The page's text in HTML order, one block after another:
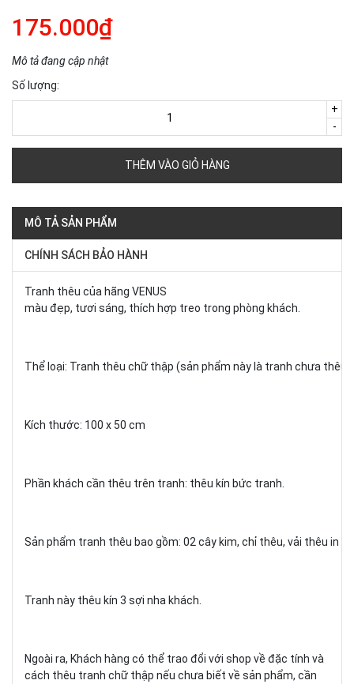
175.000₫
Mô tả đang cập nhật
Số lượng:
-
+
THÊM VÀO GIỎ HÀNG
MÔ TẢ SẢN PHẨM
CHÍNH SÁCH BẢO HÀNH
Tranh thêu của hãng VENUS
màu đẹp, tươi sáng, thích hợp treo trong phòng khách.
Thể loại: Tranh thêu chữ thập (sản phẩm này là tranh chưa thêu).
Kích thước: 100 x 50 cm
Phần khách cần thêu trên tranh: thêu kín bức tranh.
Sản phẩm tranh thêu bao gồm: 02 cây kim, chỉ thêu, vải thêu in
Tranh này thêu kín 3 sợi nha khách.
Ngoài ra, Khách hàng có thể trao đổi với shop về đặc tính và
cách thêu tranh chữ thập nếu chưa biết về sản phẩm, cần